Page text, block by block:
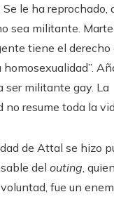
Se le ha reprochado,
sea militante.
tiene el
ser militante gay. La
no resume toda la
de Attal se hizo
del outing,
fue un